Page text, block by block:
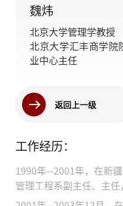
魏炜
北京大学管理学教授
北京大学汇丰商学院
业中心主任
返回上一级
工作经历：
1990年--2001年，在新
管理工程系副主任、主任